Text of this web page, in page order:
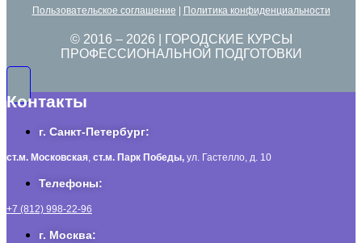
Пользовательское соглашение
Политика конфиденциальности
© 2016 – 2026 | ГОРОДСКИЕ КУРСЫ
ПРОФЕССИОНАЛЬНОЙ ПОДГОТОВКИ
Контакты
г. Санкт-Петербург:
ст.м. Московская, ст.м. Парк Победы, ул. Гастелло, д. 10
Телефоны:
+7 (812) 998-22-96
г. Москва: